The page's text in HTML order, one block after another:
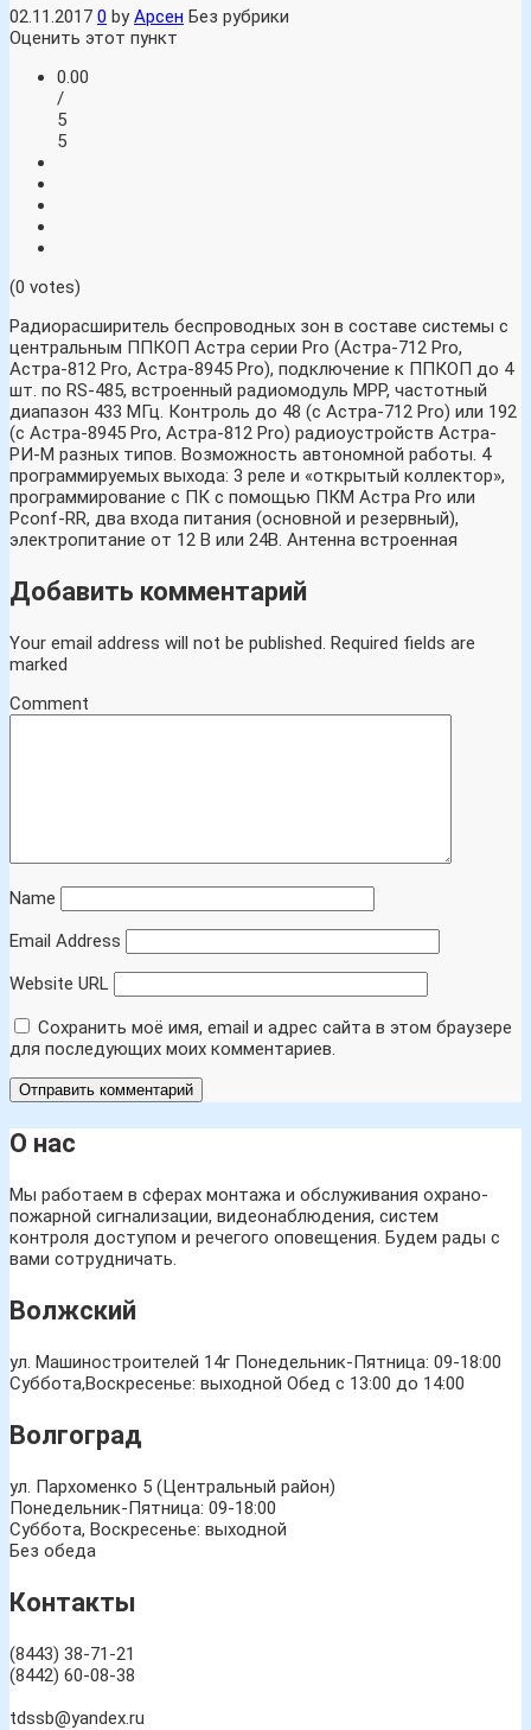
02.11.2017 0 byАрсен Без рубрики
Оценить этот пункт
0.00
/
5
5
(0 votes)
Радиорасширитель беспроводных зон в составе системы с
центральным ППКОП Астра серии Pro (Астра-712 Pro,
Астра-812 Pro, Астра-8945 Pro), подключение к ППКОП до 4
шт. по RS-485, встроенный радиомодуль МРР, частотный
диапазон 433 МГц. Контроль до 48 (с Астра-712 Pro) или 192
(с Астра-8945 Pro, Астра-812 Pro) радиоустройств Астра-
РИ-М разных типов. Возможность автономной работы. 4
программируемых выхода: 3 реле и «открытый коллектор»,
программирование с ПК с помощью ПКМ Астра Pro или
Pconf-RR, два входа питания (основной и резервный),
электропитание от 12 В или 24В. Антенна встроенная
Добавить комментарий
Your email address will not be published. Required fields are
marked
Comment
Name
Email Address
Website URL
Сохранить моё имя, email и адрес сайта в этом браузере
для последующих моих комментариев.
О нас
Мы работаем в сферах монтажа и обслуживания охрано-
пожарной сигнализации, видеонаблюдения, систем
контроля доступом и речегого оповещения. Будем рады с
вами сотрудничать.
Волжский
ул. Машиностроителей 14г Понедельник-Пятница: 09-18:00
Суббота,Воскресенье: выходной Обед с 13:00 до 14:00
Волгоград
ул. Пархоменко 5 (Центральный район)
Понедельник-Пятница: 09-18:00
Суббота, Воскресенье: выходной
Без обеда
Контакты
(8443) 38-71-21
(8442) 60-08-38
tdssb@yandex.ru